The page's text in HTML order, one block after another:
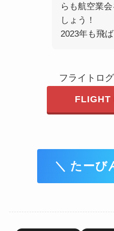
らも航空業
しょう！
2023年も飛
フライトロ
FLIGHT
＼ たーび